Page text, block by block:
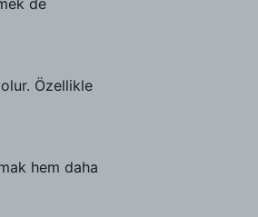
de
Özellikle
hem daha